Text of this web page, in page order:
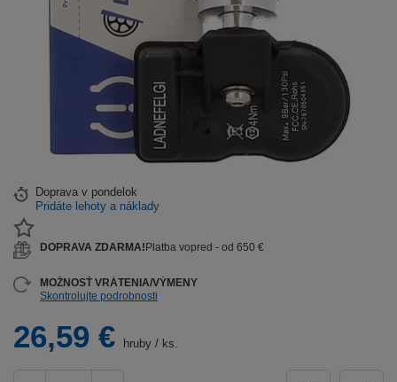
26,59 € hruby / ks.
Doprava v pondelok
Pridáte lehoty a náklady
DOPRAVA ZDARMA! Platba vopred - od 650 €
MOŽNOSŤ VRÁTENIA/VÝMENY
Skontrolujte podrobnosti